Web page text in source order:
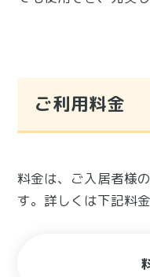
ご利用料金
料金は、ご入居者様
す。詳しくは下記料